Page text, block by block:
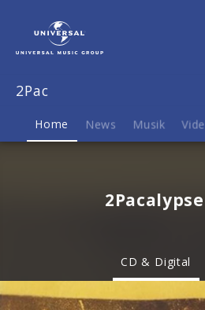
2Pac
Home News Musik
CD & Digital